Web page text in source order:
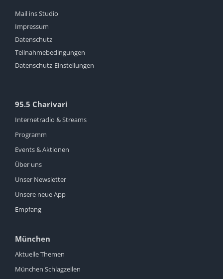
Mail ins Studio
Impressum
Datenschutz
Teilnahmebedingungen
Datenschutz-Einstellungen
95.5 Charivari
Internetradio & Streams
Programm
Events & Aktionen
Über uns
Unser Newsletter
Unsere neue App
Empfang
München
Aktuelle Themen
München Schlagzeilen